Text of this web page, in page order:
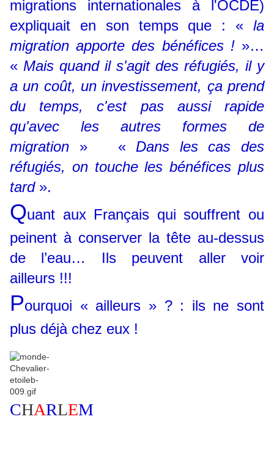
migrations internationales à l'OCDE)
expliquait en son temps que : « la
migration apporte des bénéfices !»…
« Mais quand il s'agit des réfugiés, il y
a un coût, un investissement, ça prend
du temps, c'est pas aussi rapide
qu'avec les autres formes de
migration » « Dans les cas des
réfugiés, on touche les bénéfices plus
tard».
Quant aux Français qui souffrent ou
peinent à conserver la tête au-dessus
de l’eau… Ils peuvent aller voir
ailleurs !!!
Pourquoi « ailleurs » ? : ils ne sont
plus déjà chez eux !
CHARLEM